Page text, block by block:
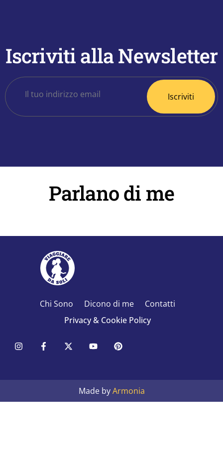
Iscriviti alla Newsletter
Parlano di me
Chi Sono Dicono di me
Contatti
Privacy & Cookie Policy
Made byArmonia